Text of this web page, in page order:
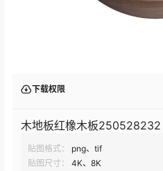
下载权限
木地板红橡木板250528232
贴图格式：
png、tif
贴图尺寸：
4K、8K